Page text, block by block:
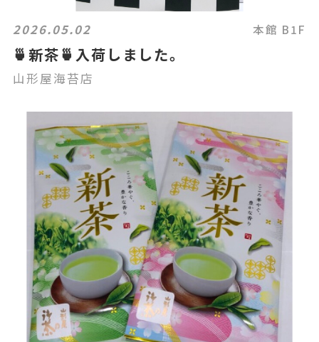
2026.05.02 本館 B1F
🍵新茶🍵入荷しました。
山形屋海苔店